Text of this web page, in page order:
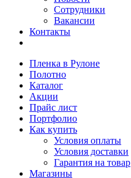
Сотрудники
Вакансии
Контакты
Пленка в Рулоне
Полотно
Каталог
Акции
Прайс лист
Портфолио
Как купить
Условия оплаты
Условия доставки
Гарантия на товар
Магазины